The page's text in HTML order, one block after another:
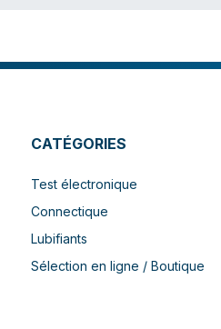
CATÉGORIES
Test électronique
Connectique
Lubifiants
Sélection en ligne / Boutique